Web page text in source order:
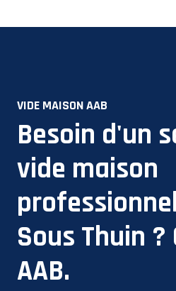
VIDE MAISON AAB
Besoin d'un
vide maison
Sous Thuin ?
AAB.